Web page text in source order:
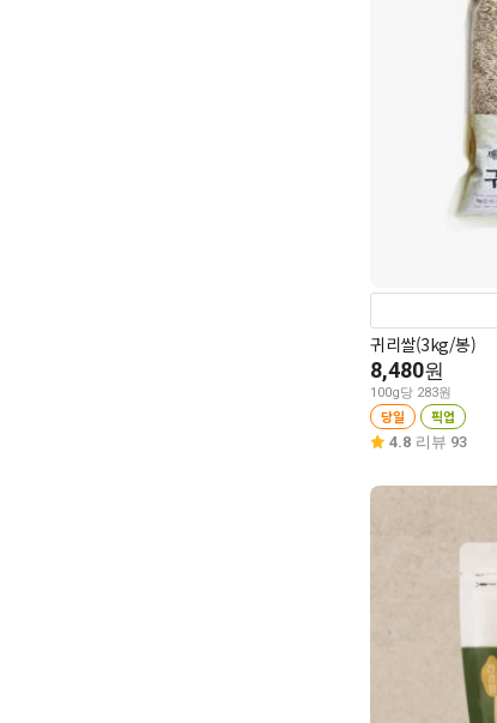
귀리쌀(3kg/봉)
8,480원
100g당 283원
당일 픽업
4.8 리뷰 93